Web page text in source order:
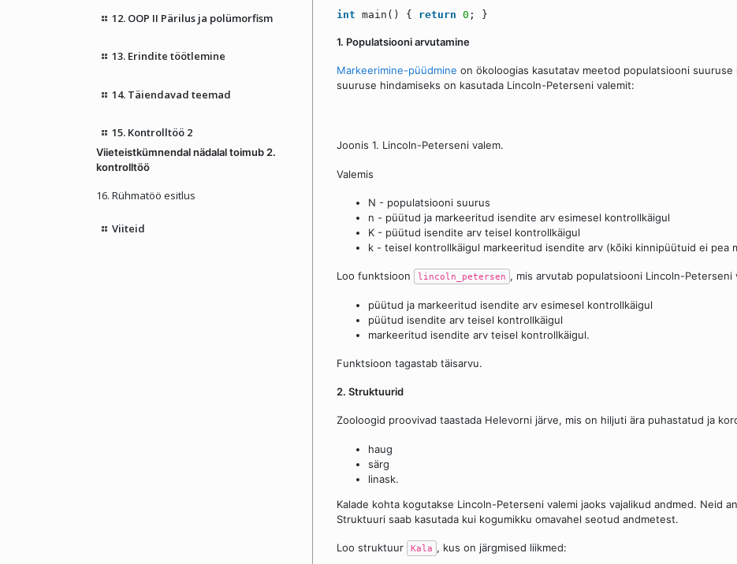
12. OOP II Pärilus ja polümorfism
13. Erindite töötlemine
14. Täiendavad teemad
15. Kontrolltöö 2
Viieteistkümnendal nädalal toimub 2.
kontrolltöö
16. Rühmatöö esitlus
Viiteid
int main() { return 0 ; }
1. Populatsiooni arvutamine
Markeerimine-püüdmine on ökoloogias kasutatav meetod populatsiooni
suuruse hindamiseks on kasutada Lincoln-Peterseni valemit:
Joonis 1. Lincoln-Peterseni valem.
Valemis
N - populatsiooni suurus
n - püütud ja markeeritud isendite arv esimesel kontrollkäigul
K - püütud isendite arv teisel kontrollkäigul
k - teisel kontrollkäigul markeeritud isendite arv (kõiki kinnipüütuid ei pea
Loo funktsioon lincoln_petersen , mis arvutab populatsiooni Lincoln-Peterseni
püütud ja markeeritud isendite arv esimesel kontrollkäigul
püütud isendite arv teisel kontrollkäigul
markeeritud isendite arv teisel kontrollkäigul.
Funktsioon tagastab täisarvu.
2. Struktuurid
Zooloogid proovivad taastada Helevorni järve, mis on hiljuti ära puhastatud ja
haug
särg
linask.
Kalade kohta kogutakse Lincoln-Peterseni valemi jaoks vajalikud andmed. Neid
Struktuuri saab kasutada kui kogumikku omavahel seotud andmetest.
Loo struktuur Kala , kus on järgmised liikmed: